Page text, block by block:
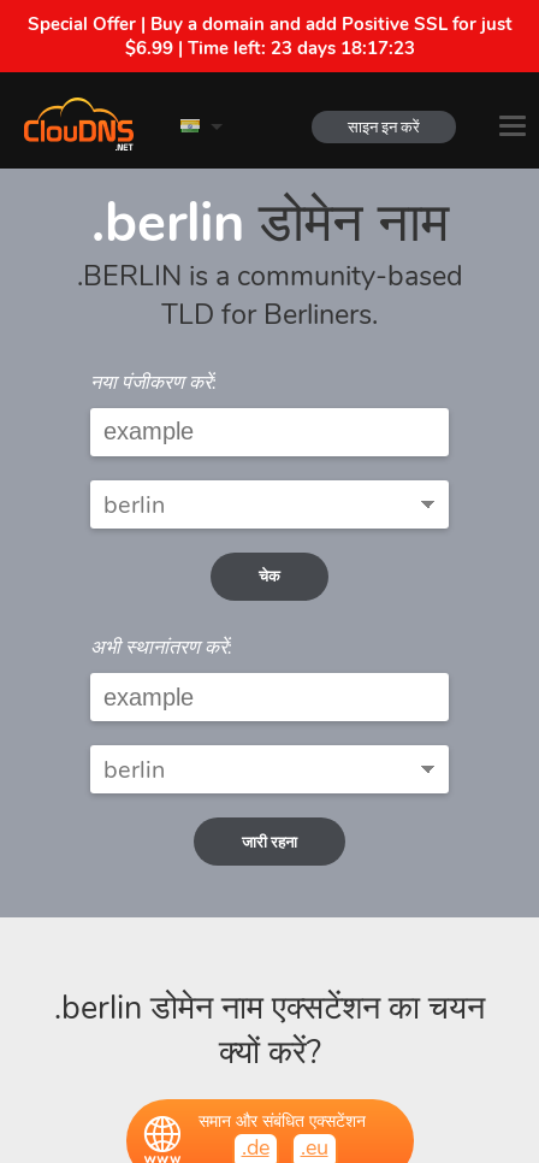
Special Offer | Buy a domain and add Positive SSL for just
$6.99 | Time left: 23 days 18:17:23
साइन इन करें
.berlin डोमेन नाम
.BERLIN is a community-based
TLD for Berliners.
नया पंजीकरण करें:
चेक
अभी स्थानांतरण करें:
जारी रहना
.berlin डोमेन नाम एक्सटेंशन का चयन
क्यों करें?
समान और संबंधित एक्सटेंशन
.de .eu